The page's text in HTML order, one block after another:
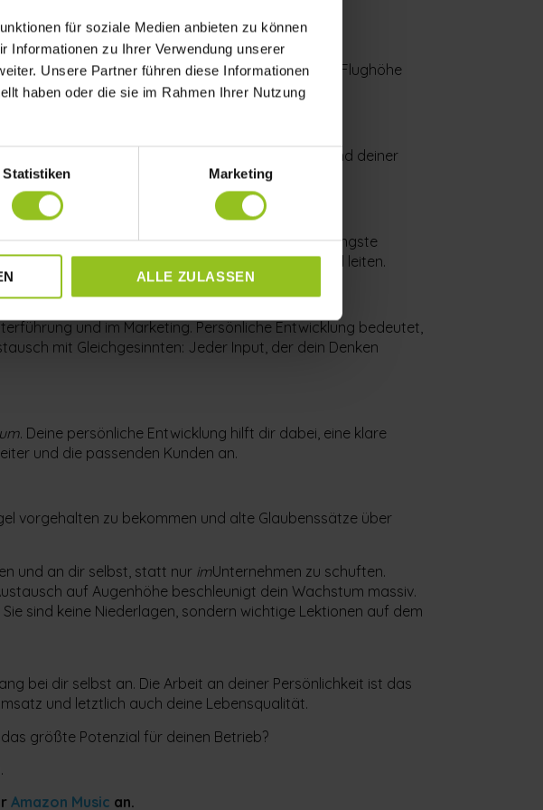
für soziale Medien anbieten zu können
Informationen zu Ihrer Verwendung unserer
Unsere Partner führen diese Informationen
haben oder die sie im Rahmen Ihrer Nutzung
Statistiken Marketing
ALLE ZULASSEN
damit das Wachstum deines Teams.
im Tagesgeschäft.
der heutigen Zeit überholt.
Mustern gefangen. Dein Mindset bestimmt die Flughöhe
beginnst, an deiner Einstellung, deiner Führung und deiner
Wo stehe ich mir selbst im Weg? Welche Ängste
kennt, kann ein Team souverän und inspirierend leiten.
und im Marketing. Persönliche Entwicklung bedeutet,
mit Gleichgesinnten: Jeder Input, der dein Denken
. Deine persönliche Entwicklung hilft dir dabei, eine klare
und die passenden Kunden an.
vorgehalten zu bekommen und alte Glaubenssätze über
und an dir selbst, statt nur imUnternehmen zu schuften.
auf Augenhöhe beschleunigt dein Wachstum massiv.
sind keine Niederlagen, sondern wichtige Lektionen auf dem
bei dir selbst an. Die Arbeit an deiner Persönlichkeit ist das
und letztlich auch deine Lebensqualität.
größte Potenzial für deinen Betrieb?
.
Amazon Music an.